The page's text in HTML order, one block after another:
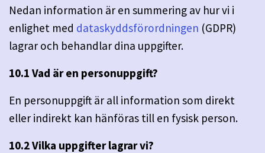
Nedan information är en summering av hur vi i
enlighet med dataskyddsförordningen (GDPR)
lagrar och behandlar dina uppgifter.
10.1 Vad är en personuppgift?
En personuppgift är all information som direkt
eller indirekt kan hänföras till en fysisk person.
10.2 Vilka uppgifter lagrar vi?